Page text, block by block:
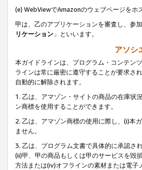
(e) WebViewでAmazonのウェブページを
甲は、乙のアプリケーションを審査し、参
リケーション 」といいます。
アソシ
本ガイドラインは、プログラム・コンテン
ラインは常に厳密に遵守することが要求さ
自動的に解除されます。
1. 乙は、アマゾン・サイトの商品の在庫状
ン商標を使用することができます。
2. 乙は、アマゾン商標の使用に際し、(i)本
ません。
3. 乙は、プログラム文書で具体的に承認さ
(ii)甲、甲の商品もしくは甲のサービスを毀
方法または(iv)オフラインの素材または電